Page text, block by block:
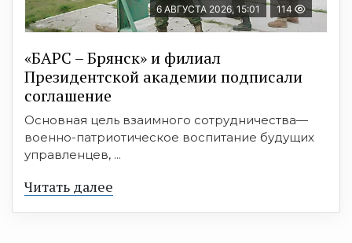
6 АВГУСТА 2026, 15:01 114
«БАРС – Брянск» и филиал
Президентской академии подписали
соглашение
Основная цель взаимного сотрудничества—
военно-патриотическое воспитание будущих
управленцев, ...
Читать далее